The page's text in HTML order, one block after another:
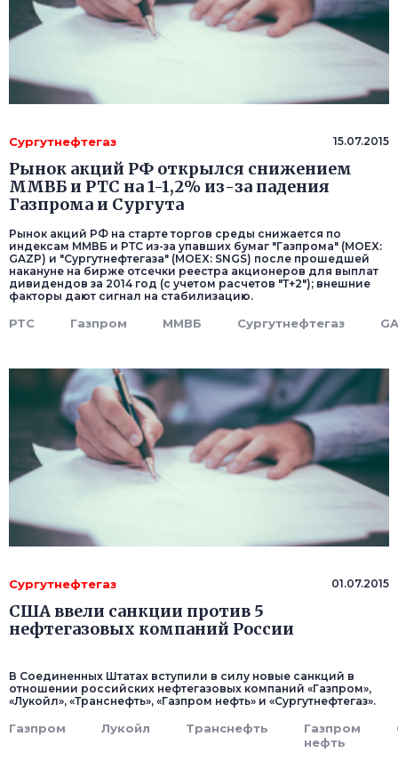
Сургутнефтегаз 15.07.2015
Рынок акций РФ открылся снижением
ММВБ и РТС на 1-1,2% из-за падения
Газпрома и Сургута
Рынок акций РФ на старте торгов среды снижается по
индексам ММВБ и РТС из-за упавших бумаг "Газпрома" (MOEX:
GAZP) и "Сургутнефтегаза" (MOEX: SNGS) после прошедшей
накануне на бирже отсечки реестра акционеров для выплат
дивидендов за 2014 год (с учетом расчетов "Т+2"); внешние
факторы дают сигнал на стабилизацию.
РТС Газпром ММВБ Сургутнефтегаз
Сургутнефтегаз 01.07.2015
США ввели санкции против 5
нефтегазовых компаний России
В Соединенных Штатах вступили в силу новые санкций в
отношении российских нефтегазовых компаний «Газпром»,
«Лукойл», «Транснефть», «Газпром нефть» и «Сургутнефтегаз».
Газпром Лукойл Транснефть
Газпром
нефть